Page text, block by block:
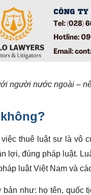
người nước ngoài –
thuê luật sư là vô
lợi, đúng pháp luật.
luật Việt Nam và
như: họ tên, quốc